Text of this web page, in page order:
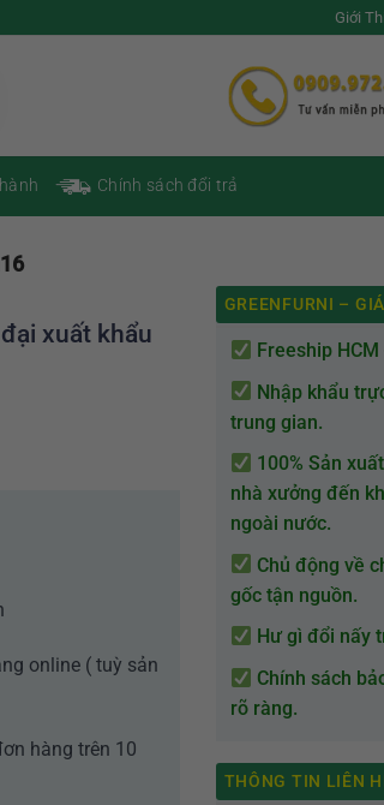
Giới
Chính sách đổi trả
GREENFURNI –
Freeship HCM
Nhập khẩu
trung gian.
100% Sản
nhà xưởng đến
ngoài nước.
Chủ động về
gốc tận nguồn.
Hư gì đổi nấy
Chính sách
rõ ràng.
THÔNG TIN LIÊN
xuất khẩu
online ( tuỳ sản
hàng trên 10